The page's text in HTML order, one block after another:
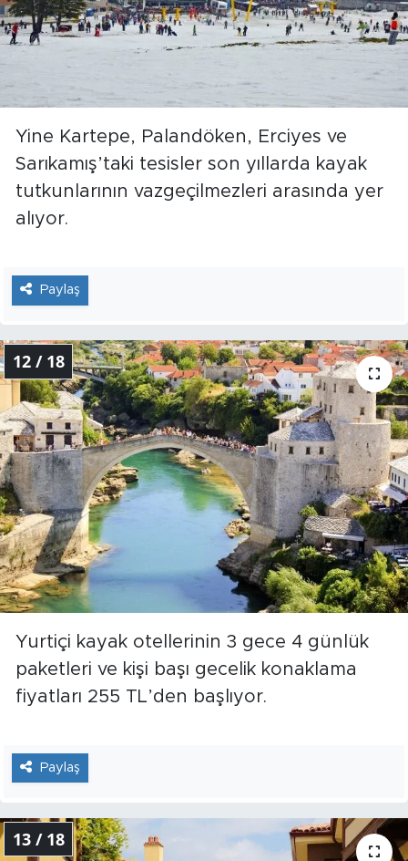
Yine Kartepe, Palandöken, Erciyes ve
Sarıkamış’taki tesisler son yıllarda kayak
tutkunlarının vazgeçilmezleri arasında yer
alıyor.
Paylaş
12 / 18
Yurtiçi kayak otellerinin 3 gece 4 günlük
paketleri ve kişi başı gecelik konaklama
fiyatları 255 TL’den başlıyor.
Paylaş
13 / 18